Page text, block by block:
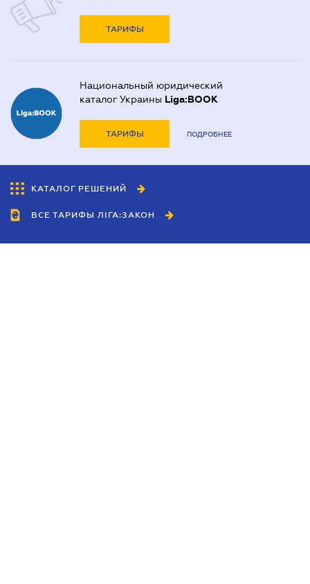
ТАРИФЫ
Национальный юридический
каталог Украины Liga:BOOK
ТАРИФЫ ПОДРОБНЕЕ
КАТАЛОГ РЕШЕНИЙ
ВСЕ ТАРИФЫ ЛІГА:ЗАКОН